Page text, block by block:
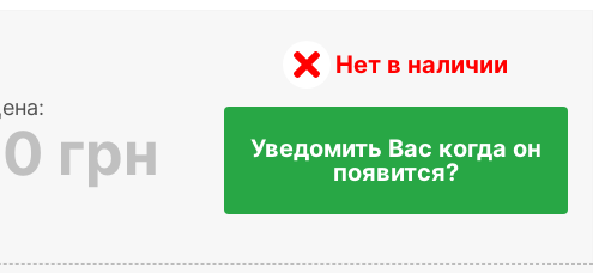
грн
Нет в наличии
Уведомить Вас когда он
появится?